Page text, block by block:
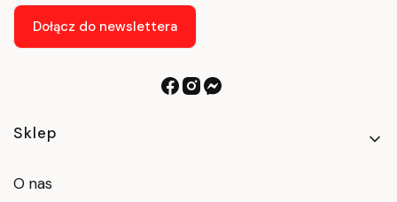
Dołącz do newslettera
Linki w stopce
Sklep
O nas